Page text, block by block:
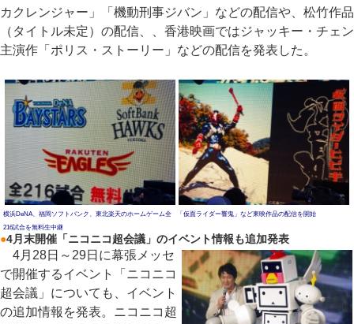
カクレンジャー」「機動刑事ジバン」などの配信や、松竹作品
（タイトル未定）の配信、、香港映画ではジャッキー・チェン
主演作「ポリス・ストーリー」などの配信を発表した。
横浜DeNA、福岡ソフトバンク、東北楽天のホームゲーム全
216試合を無料生中継
「仮面ライダー響鬼」など東映作品の配信を開始
●4月末開催「ニコニコ超会議」のイベント情報も追加発表
4月28日～29日に幕張メッセ
で開催するイベント「ニコニコ
超会議」についても、イベント
の追加情報を発表。ニコニコ超